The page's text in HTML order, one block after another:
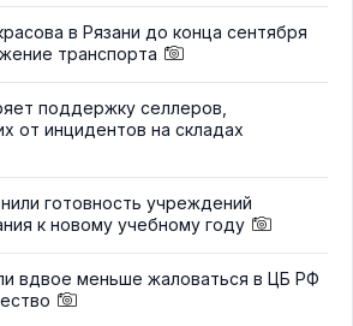
в Рязани до конца сентября
транспорта
поддержку селлеров,
от инцидентов на складах
готовность учреждений
к новому учебному году
вдвое меньше жаловаться в ЦБ РФ